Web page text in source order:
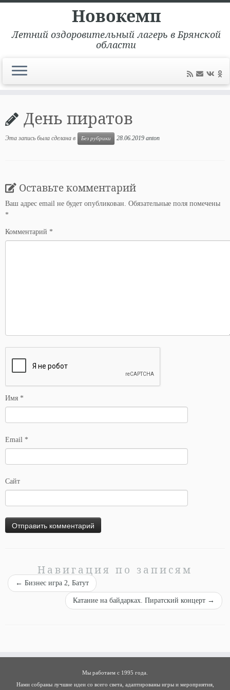
содержимому
Новокемп
Летний оздоровительный лагерь в Брянской
области
День пиратов
Эта запись была сделана в Без рубрики 28.06.2019 anton
Оставьте комментарий
Ваш адрес email не будет опубликован. Обязательные поля помечены
*
Комментарий *
Имя *
Email *
Сайт
Навигация по записям
← Бизнес игра 2, Батут
Катание на байдарках. Пиратский концерт →
Мы работаем с 1995 года.
Нами собраны лучшие идеи со всего света, адаптированы игры и мероприятия,